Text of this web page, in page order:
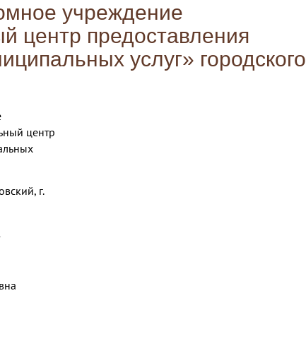
учреждение
центр предоставления
услуг» городского
центр
г.